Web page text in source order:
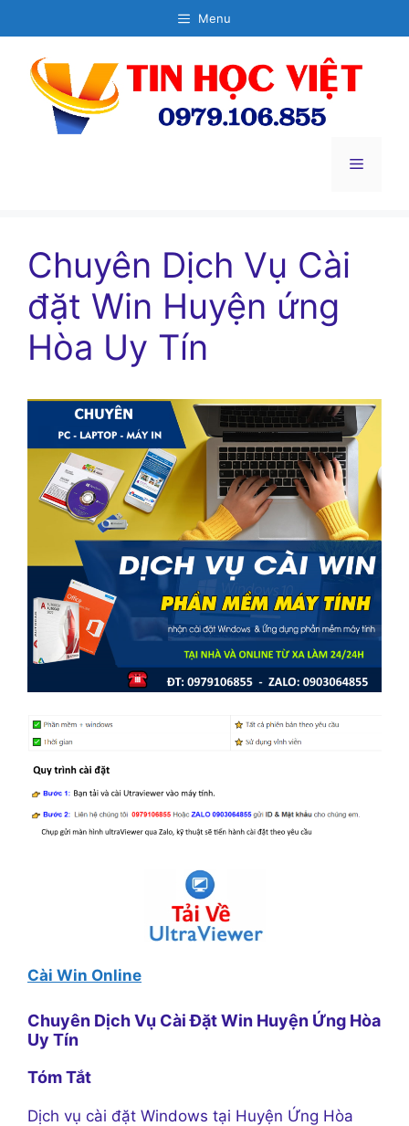
đến
dung
Menu
Menu
Chuyên Dịch Vụ Cài
đặt Win Huyện ứng
Hòa Uy Tín
Cài Win Online
Chuyên Dịch Vụ Cài Đặt Win Huyện Ứng Hòa
Uy Tín
Tóm Tắt
Dịch vụ cài đặt Windows tại Huyện Ứng Hòa